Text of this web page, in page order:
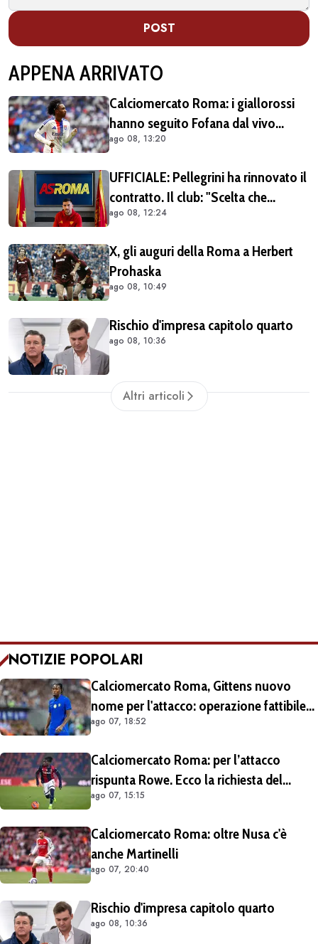
POST
APPENA ARRIVATO
Calciomercato Roma: i giallorossi
hanno seguito Fofana dal vivo
almeno in due occasioni. Costa
ago 08, 13:20
UFFICIALE: Pellegrini ha rinnovato il
contratto. Il club: "Scelta che
testimonia condivisione della
progetto romanista"
ago 08, 12:24
X, gli auguri della Roma a Herbert
Prohaska
ago 08, 10:49
Rischio d'impresa capitolo quarto
ago 08, 10:36
Altri articoli
NOTIZIE POPOLARI
Calciomercato Roma, Gittens nuovo
nome per l'attacco: operazione fattibile
solo in prestito
ago 07, 18:52
Calciomercato Roma: per l’attacco
rispunta Rowe. Ecco la richiesta del
Bologna
ago 07, 15:15
Calciomercato Roma: oltre Nusa c'è
anche Martinelli
ago 07, 20:40
Rischio d'impresa capitolo quarto
ago 08, 10:36